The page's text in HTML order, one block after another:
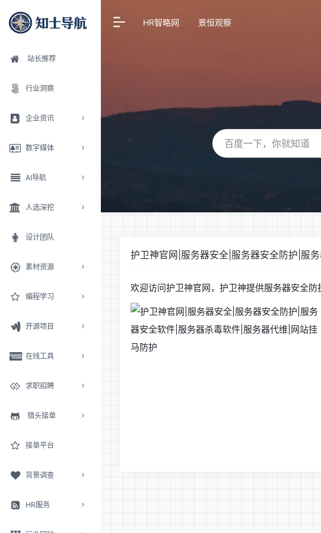
站长推荐
行业洞察
企业资讯
数字媒体
AI导航
人选深挖
设计团队
素材资源
编程学习
开源项目
在线工具
求职招聘
猎头接单
接单平台
背景调查
HR服务
HR智略网 景恒观察
护卫神官网|服务器安全|服务器安全防护|服
欢迎访问护卫神官网，护卫神提供服务器安全